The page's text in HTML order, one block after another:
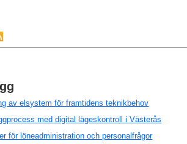
av elsystem för framtidens teknikbehov
med digital lägeskontroll i Västerås
för löneadministration och personalfrågor